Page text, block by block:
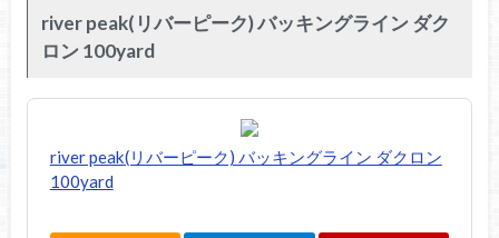
river peak(リバーピーク) バッキングライン ダク
ロン 100yard
river peak(リバーピーク) バッキングライン ダクロン
100yard